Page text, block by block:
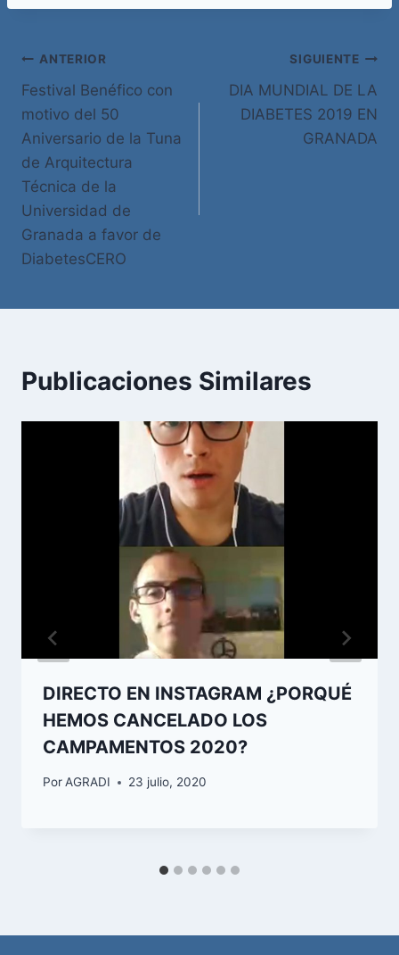
la
Navegación
de
entradas
ANTERIOR
Festival Benéfico con
motivo del 50
Aniversario de la Tuna
de Arquitectura
Técnica de la
Universidad de
Granada a favor de
DiabetesCERO
SIGUIENTE
DIA MUNDIAL DE LA
DIABETES 2019 EN
GRANADA
Publicaciones Similares
DIRECTO EN INSTAGRAM ¿PORQUÉ
HEMOS CANCELADO LOS
CAMPAMENTOS 2020?
Por AGRADI 23 julio, 2020